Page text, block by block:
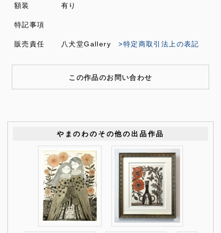
額装 有り
特記事項
販売責任 八犬堂Gallery>特定商取引法上の表記
この作品のお問い合わせ
やまのわのその他の出品作品